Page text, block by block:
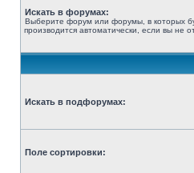
Искать в форумах:
Выберите форум или форумы, в которых
производится автоматически, если вы не
Искать в подфорумах:
Поле сортировки: